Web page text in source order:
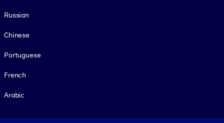
Russian
Chinese
Portuguese
French
Arabic